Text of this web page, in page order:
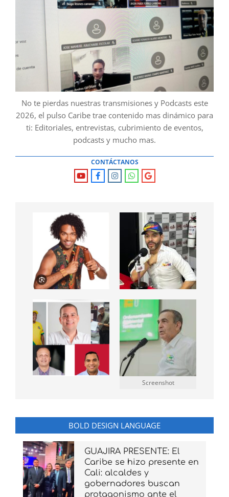
No te pierdas nuestras transmisiones y Podcasts este
2026, el pulso Caribe trae contenido mas dinámico para
ti: Editoriales, entrevistas, cubrimiento de eventos,
podcasts y mucho mas.
CONTÁCTANOS
Screenshot
BOLD DESIGN LANGUAGE
GUAJIRA PRESENTE: El
Caribe se hizo presente en
Cali: alcaldes y
gobernadores buscan
protagonismo ante el